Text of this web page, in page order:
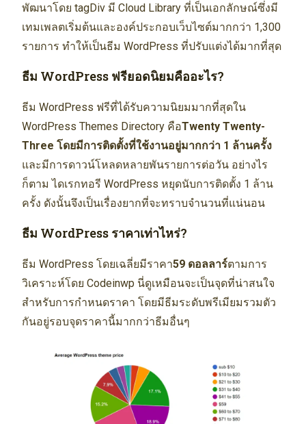
พัฒนาโดย tagDiv มี Cloud Library ที่เป็นเอกลักษณ์ซึ่งมี
เทมเพลตเริ่มต้นและองค์ประกอบเว็บไซต์มากกว่า 1,300
รายการ ทำให้เป็นธีม WordPress ที่ปรับแต่งได้มากที่สุด
ธีม WordPress ฟรียอดนิยมคืออะไร?
ธีม WordPress ฟรีที่ได้รับความนิยมมากที่สุดใน
WordPress Themes Directory คือTwenty Twenty-
Three โดยมีการติดตั้งที่ใช้งานอยู่มากกว่า 1 ล้านครั้ง
และมีการดาวน์โหลดหลายพันรายการต่อวัน อย่างไร
ก็ตาม ไดเรกทอรี WordPress หยุดนับการติดตั้ง 1 ล้าน
ครั้ง ดังนั้นจึงเป็นเรื่องยากที่จะทราบจำนวนที่แน่นอน
ธีม WordPress ราคาเท่าไหร่?
ธีม WordPress โดยเฉลี่ยมีราคา59 ดอลลาร์ตามการ
วิเคราะห์โดย Codeinwp นี่ดูเหมือนจะเป็นจุดที่น่าสนใจ
สำหรับการกำหนดราคา โดยมีธีมระดับพรีเมียมรวมตัว
กันอยู่รอบจุดราคานี้มากกว่าธีมอื่นๆ